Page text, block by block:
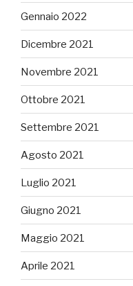
Gennaio 2022
Dicembre 2021
Novembre 2021
Ottobre 2021
Settembre 2021
Agosto 2021
Luglio 2021
Giugno 2021
Maggio 2021
Aprile 2021